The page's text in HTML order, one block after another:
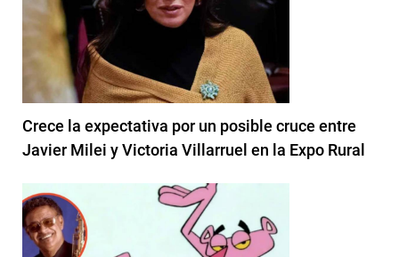
Crece la expectativa por un posible cruce entre
Javier Milei y Victoria Villarruel en la Expo Rural